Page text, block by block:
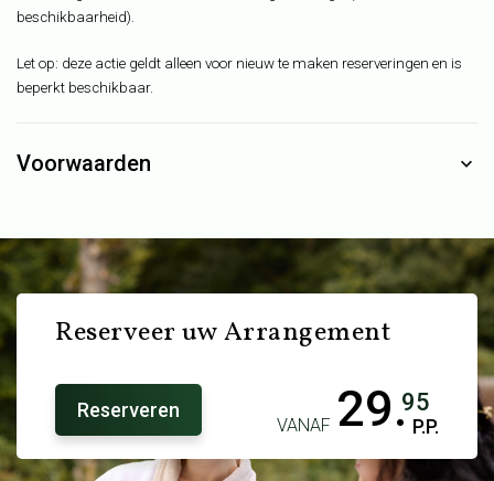
beschikbaarheid).
Let op: deze actie geldt alleen voor nieuw te maken reserveringen en is
beperkt beschikbaar.
Voorwaarden
Reserveer uw Arrangement
Reserveren
VANAF 29.95
P.P.